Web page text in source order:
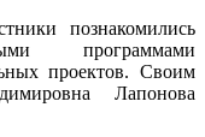
познакомились
программами
проектов. Своим
Лапонова